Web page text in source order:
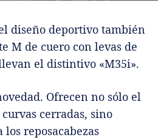
diseño deportivo también
M de cuero con levas de
el distintivo «M35i».
Ofrecen no sólo el
cerradas, sino
reposacabezas